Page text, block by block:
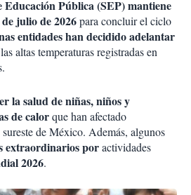
Educación Pública (SEP) mantiene
julio de 2026para concluir el ciclo
entidades han decidido adelantar
altas temperaturas registradas en
la salud de niñas, niños y
de calorque han afectado
de México. Además, algunos
extraordinarios poractividades
2026.